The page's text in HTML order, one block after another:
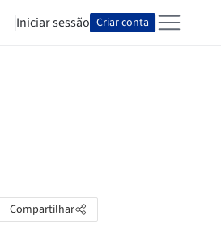
Iniciar sessão Criar conta
Compartilhar